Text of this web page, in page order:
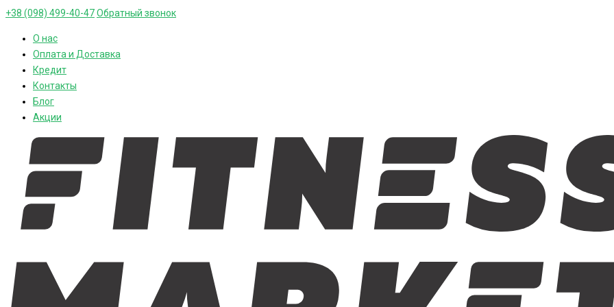
+38 (098) 499-40-47Обратный звонок
О нас
Оплата и Доставка
Кредит
Контакты
Блог
Акции